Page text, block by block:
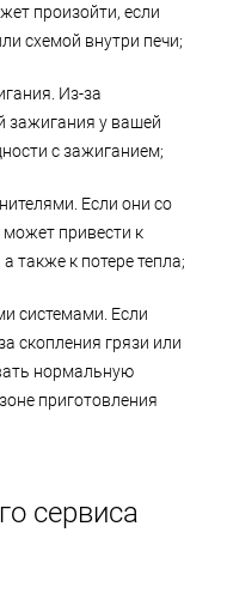
произойти, если
схемой внутри печи;
Из-за
зажигания у вашей
с зажиганием;
Если они со
привести к
также к потере тепла;
системами. Если
скопления грязи или
нормальную
приготовления
сервиса